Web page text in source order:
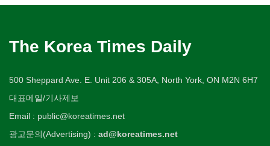
The Korea Times Daily
500 Sheppard Ave. E. Unit 206 & 305A, North York, ON M2N 6H7
대표메일/기사제보
Email : public@koreatimes.net
광고문의(Advertising) : ad@koreatimes.net